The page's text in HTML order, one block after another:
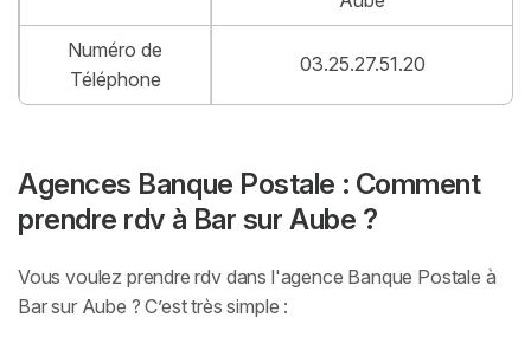
Numéro de
Téléphone
03.25.27.51.20
Agences Banque Postale : Comment
prendre rdv à Bar sur Aube ?
Vous voulez prendre rdv dans l'agence Banque Postale à
Bar sur Aube ? C’est très simple :